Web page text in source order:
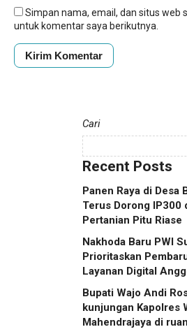
Simpan nama, email, dan situs web
untuk komentar saya berikutnya.
Cari
Recent Posts
Panen Raya di Desa
Terus Dorong IP300
Pertanian Pitu Riase
Nakhoda Baru PWI
Prioritaskan
Layanan Digital
Bupati Wajo Andi
kunjungan Kapolres
Mahendrajaya di